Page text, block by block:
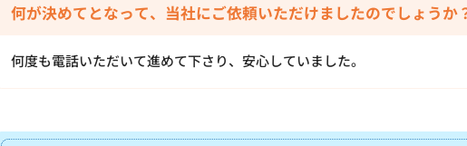
何が決めてとなって、当社にご依頼いただけましたのでしょうか
何度も電話いただいて進めて下さり、安心していました。